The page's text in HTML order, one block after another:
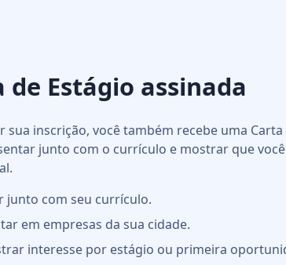
de Estágio assinada
sua inscrição, você também recebe uma
junto com o currículo e mostrar que
junto com seu currículo.
em empresas da sua cidade.
interesse por estágio ou primeira